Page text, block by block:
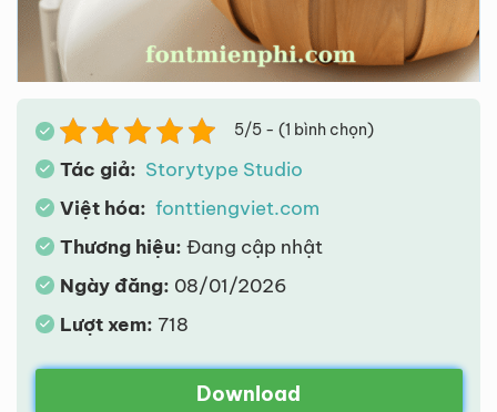
5/5 - (1 bình chọn)
Tác giả: Storytype Studio
Việt hóa: fonttiengviet.com
Thương hiệu: Đang cập nhật
Ngày đăng: 08/01/2026
Lượt xem: 718
Download